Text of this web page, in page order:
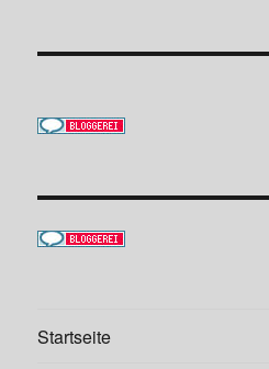
Startseite